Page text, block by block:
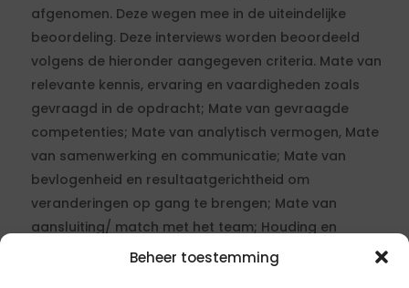
Beheer toestemming
afgenomen. Deze wegen mee in de uiteindelijke
beoordeling. Deze interviews worden beoordeeld
volgens de hieronder aangegeven criteria. Mate van
relevante kennis, ervaring en vaardigheden zoals
gevraagd in de opdracht; Mate van gevraagde
competenties; Mate van analytisch vermogen, Mate
van samenwerking en communicatie; Mate van
bevlogenheid en resultaatgerichtheid om
veranderingen op gang te brengen; Mate van
aansluiting/ match met het team; Houding en
gedrag; Flexibiliteit.